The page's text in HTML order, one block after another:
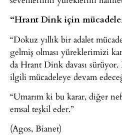
“Hrant Dink için
“Dokuz yıllık bir adalet
gelmiş olması yüreklerimizi
da Hrant Dink davası
ilgili mücadeleye devam
“Umarım ki bu karar, diğer
emsal teşkil eder.”
(Agos, Bianet)